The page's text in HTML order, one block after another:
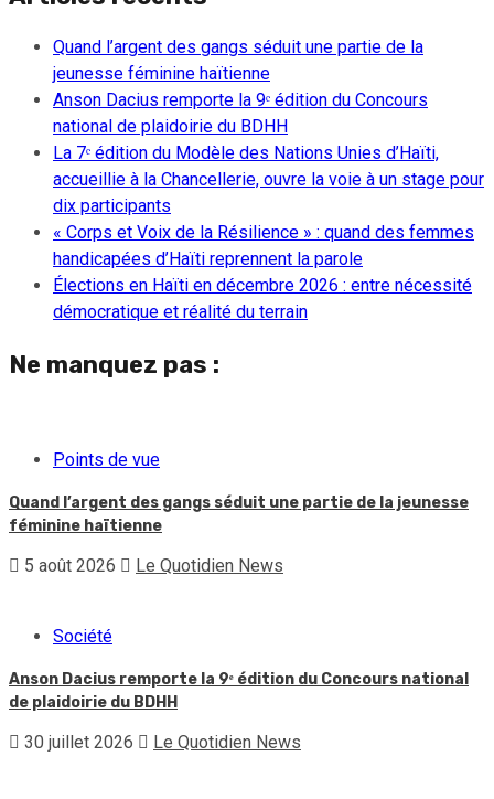
Quand l’argent des gangs séduit une partie de la
jeunesse féminine haïtienne
Anson Dacius remporte la 9ᵉ édition du Concours
national de plaidoirie du BDHH
La 7ᵉ édition du Modèle des Nations Unies d’Haïti,
accueillie à la Chancellerie, ouvre la voie à un stage pour
dix participants
« Corps et Voix de la Résilience » : quand des femmes
handicapées d’Haïti reprennent la parole
Élections en Haïti en décembre 2026 : entre nécessité
démocratique et réalité du terrain
Ne manquez pas :
Points de vue
Quand l’argent des gangs séduit une partie de la jeunesse
féminine haïtienne
5 août 2026 Le Quotidien News
Société
Anson Dacius remporte la 9ᵉ édition du Concours national
de plaidoirie du BDHH
30 juillet 2026 Le Quotidien News